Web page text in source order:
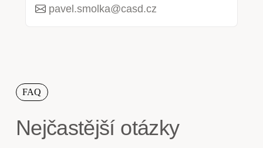
pavel.smolka@casd.cz
FAQ
Nejčastější otázky